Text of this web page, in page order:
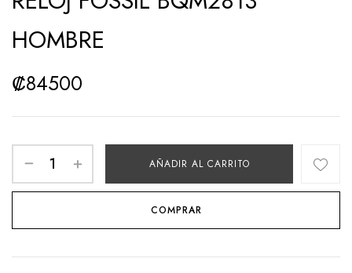
HOMBRE
₡84500
AÑADIR AL CARRITO
COMPRAR